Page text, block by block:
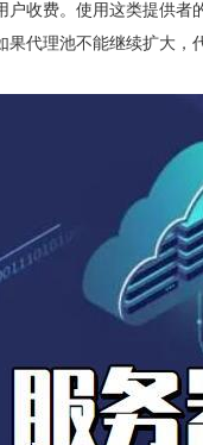
户收费。使用这类提供
果代理池不能继续扩大，